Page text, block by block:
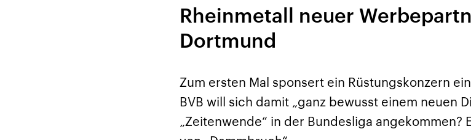
Rheinmetall neuer
Dortmund
Zum ersten Mal sponsert ein Rüstungskonzern
BVB will sich damit „ganz bewusst einem neuen
„Zeitenwende“ in der Bundesliga angekommen?